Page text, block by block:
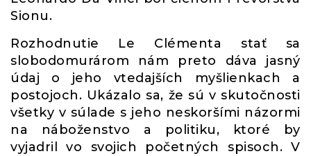
Sionu.
Rozhodnutie Le Clémenta stať sa
slobodomurárom nám preto dáva jasný
údaj o jeho vtedajších myšlienkach a
postojoch. Ukázalo sa, že sú v skutočnosti
všetky v súlade s jeho neskoršími názormi
na náboženstvo a politiku, ktoré by
vyjadril vo svojich početných spisoch. V